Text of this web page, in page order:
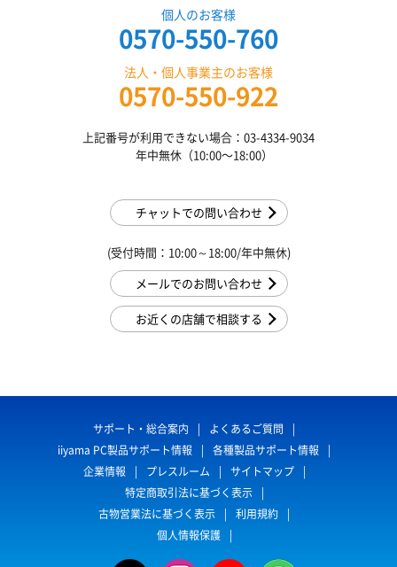
個人のお客様
0570-550-760
法人・個人事業主のお客様
0570-550-922
上記番号が利用できない場合：03-4334-9034
年中無休（10:00〜18:00）
チャットでの問い合わせ
(受付時間：10:00～18:00/年中無休)
メールでのお問い合わせ
お近くの店舗で相談する
サポート・総合案内
よくあるご質問
iiyama PC製品サポート情報
各種製品サポート情報
企業情報
プレスルーム
サイトマップ
特定商取引法に基づく表示
古物営業法に基づく表示
利用規約
個人情報保護